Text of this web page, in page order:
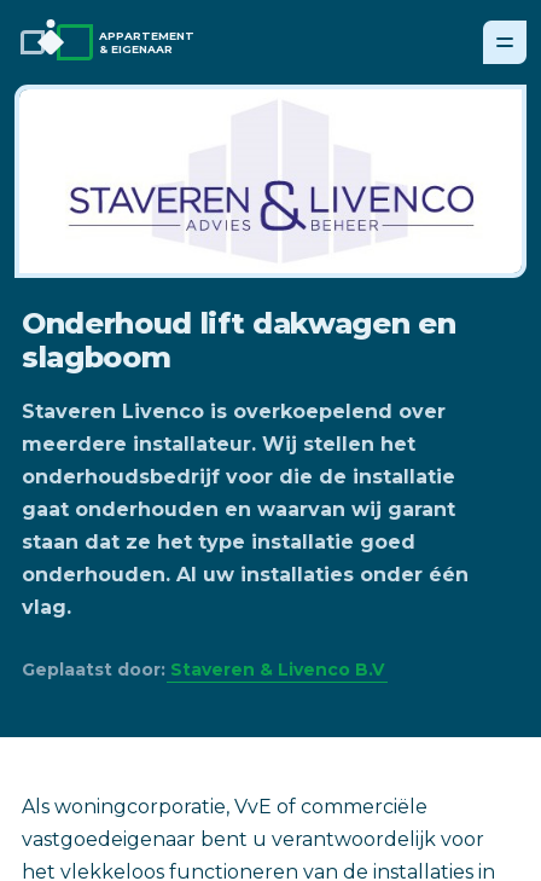
APPARTEMENT
& EIGENAAR
Onderhoud lift dakwagen en
slagboom
Staveren Livenco is overkoepelend over
meerdere installateur. Wij stellen het
onderhoudsbedrijf voor die de installatie
gaat onderhouden en waarvan wij garant
staan dat ze het type installatie goed
onderhouden. Al uw installaties onder één
vlag.
Geplaatst door: Staveren & Livenco B.V
Als woningcorporatie, VvE of commerciële
vastgoedeigenaar bent u verantwoordelijk voor
het vlekkeloos functioneren van de installaties in